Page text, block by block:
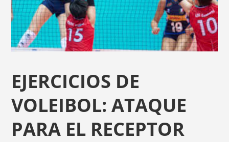
EJERCICIOS DE
VOLEIBOL: ATAQUE
PARA EL RECEPTOR